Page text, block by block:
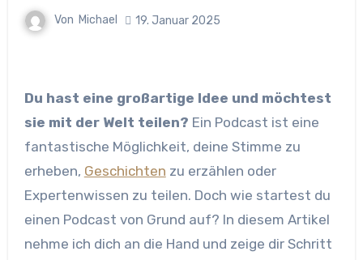
Von Michael 19. Januar 2025
Du hast eine großartige Idee und möchtest
sie mit der Welt teilen? Ein Podcast ist eine
fantastische Möglichkeit, deine Stimme zu
erheben, Geschichten zu erzählen oder
Expertenwissen zu teilen. Doch wie startest du
einen Podcast von Grund auf? In diesem Artikel
nehme ich dich an die Hand und zeige dir Schritt